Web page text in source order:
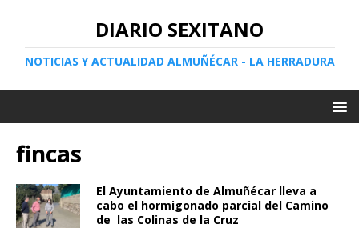
DIARIO SEXITANO
NOTICIAS Y ACTUALIDAD ALMUÑÉCAR - LA HERRADURA
fincas
El Ayuntamiento de Almuñécar lleva a
cabo el hormigonado parcial del Camino
de las Colinas de la Cruz